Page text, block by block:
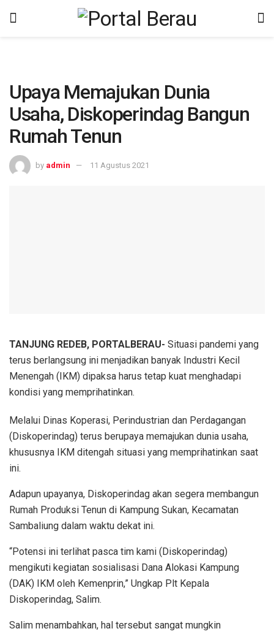
Upaya Memajukan Dunia
Usaha, Diskoperindag Bangun
Rumah Tenun
by admin 11 Agustus 2021
TANJUNG REDEB, PORTALBERAU- Situasi pandemi yang
terus berlangsung ini menjadikan banyak Industri Kecil
Menengah (IKM) dipaksa harus tetap kuat menghadapi
kondisi yang memprihatinkan.
Melalui Dinas Koperasi, Perindustrian dan Perdagangan
(Diskoperindag) terus berupaya memajukan dunia usaha,
khususnya IKM ditengah situasi yang memprihatinkan saat
ini.
Adapun upayanya, Diskoperindag akan segera membangun
Rumah Produksi Tenun di Kampung Sukan, Kecamatan
Sambaliung dalam waktu dekat ini.
“Potensi ini terlihat pasca tim kami (Diskoperindag)
mengikuti kegiatan sosialisasi Dana Alokasi Kampung
(DAK) IKM oleh Kemenprin,” Ungkap Plt Kepala
Diskoperindag, Salim.
Salim menambahkan, hal tersebut sangat mungkin